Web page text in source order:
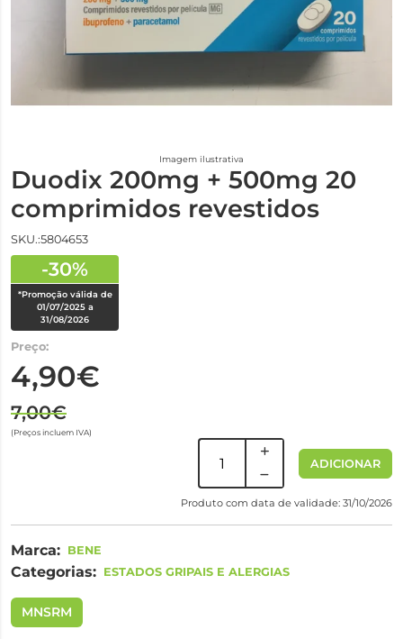
Imagem ilustrativa
Duodix 200mg + 500mg 20
comprimidos revestidos
SKU.:5804653
-30%
*Promoção válida de
01/07/2025 a
31/08/2026
Preço:
4,90€
7,00€
(Preços incluem IVA)
ADICIONAR
Produto com data de validade: 31/10/2026
Marca: BENE
Categorias: ESTADOS GRIPAIS E ALERGIAS
MNSRM